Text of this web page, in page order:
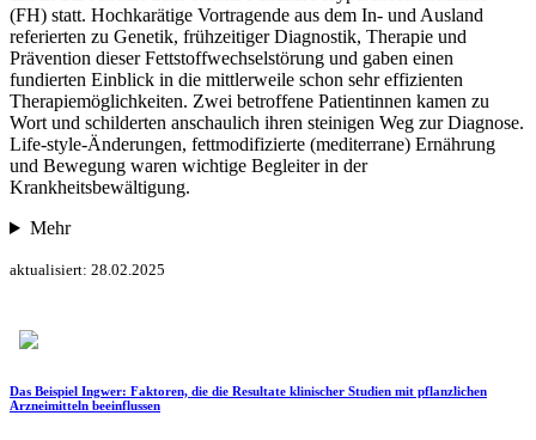
(FH) statt. Hochkarätige Vortragende aus dem In- und Ausland
referierten zu Genetik, frühzeitiger Diagnostik, Therapie und
Prävention dieser Fettstoffwechselstörung und gaben einen
fundierten Einblick in die mittlerweile schon sehr effizienten
Therapiemöglichkeiten. Zwei betroffene Patientinnen kamen zu
Wort und schilderten anschaulich ihren steinigen Weg zur Diagnose.
Life-style-Änderungen, fettmodifizierte (mediterrane) Ernährung
und Bewegung waren wichtige Begleiter in der
Krankheitsbewältigung.
Mehr
aktualisiert: 28.02.2025
Das Beispiel Ingwer: Faktoren, die die Resultate klinischer Studien mit pflanzlichen
Arzneimitteln beeinflussen